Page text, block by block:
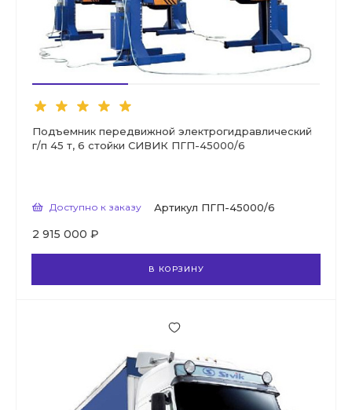
Подъемник передвижной электрогидравлический
г/п 45 т, 6 стойки СИВИК ПГП-45000/6
Доступно к заказу Артикул ПГП-45000/6
2 915 000 ₽
В КОРЗИНУ